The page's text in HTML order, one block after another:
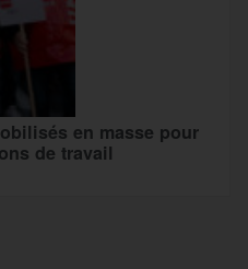
en masse pour
de travail